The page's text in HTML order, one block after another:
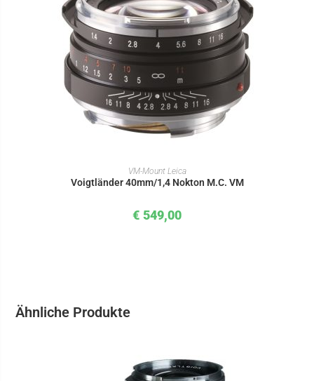
IN DEN WARENKORB
VM-Mount Leica
Voigtländer 40mm/1,4 Nokton M.C. VM
€ 549,00
Ähnliche Produkte